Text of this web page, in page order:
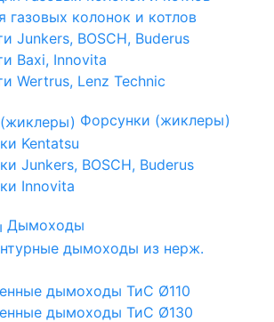
газовых колонок и котлов
Junkers, BOSCH, Buderus
Baxi, Innovita
Wertrus, Lenz Technic
Форсунки (жиклеры)
Kentatsu
Junkers, BOSCH, Buderus
Innovita
Дымоходы
дымоходы из нерж.
дымоходы ТиС Ø110
дымоходы ТиС Ø130